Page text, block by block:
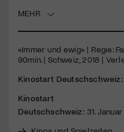
MEHR
«Immer und ewig» | Regie:
90min. | Schweiz, 2018 |
Kinostart Deutschschweiz:
Kinostart
Deutschschweiz:31. Januar